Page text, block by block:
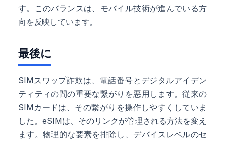
す。このバランスは、モバイル技術が進んでいる方
向を反映しています。
最後に
SIMスワップ詐欺は、電話番号とデジタルアイデン
ティティの間の重要な繋がりを悪用します。従来の
SIMカードは、その繋がりを操作しやすくしていま
した。eSIMは、そのリンクが管理される方法を変え
ます。物理的な要素を排除し、デバイスレベルのセ